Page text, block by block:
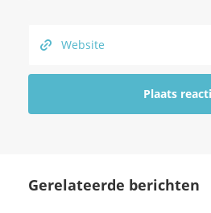
Gerelateerde berichten